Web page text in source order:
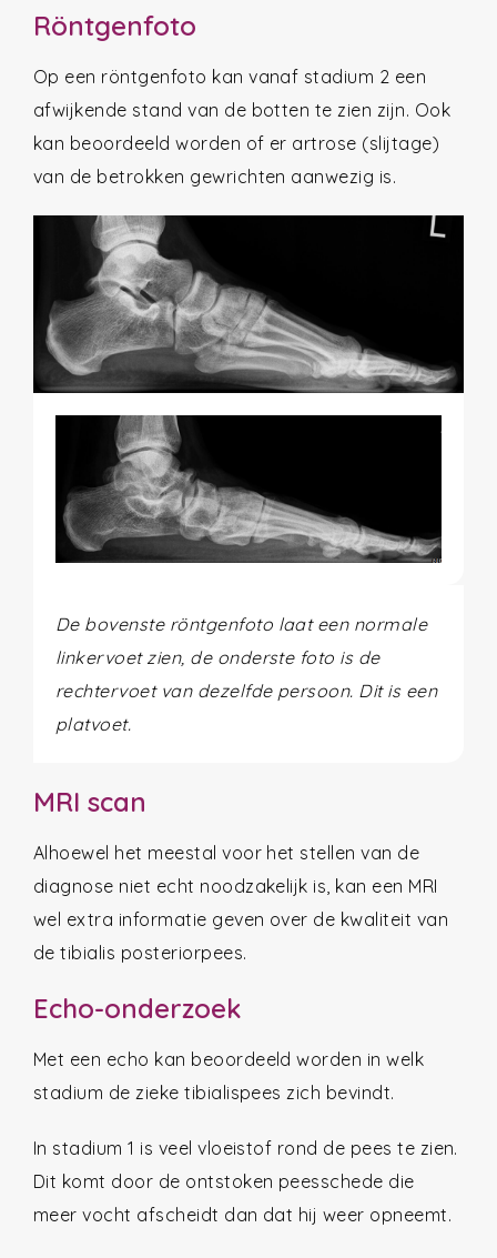
Röntgenfoto
Op een röntgenfoto kan vanaf stadium 2 een
afwijkende stand van de botten te zien zijn. Ook
kan beoordeeld worden of er artrose (slijtage)
van de betrokken gewrichten aanwezig is.
De bovenste röntgenfoto laat een normale
linkervoet zien, de onderste foto is de
rechtervoet van dezelfde persoon. Dit is een
platvoet.
MRI scan
Alhoewel het meestal voor het stellen van de
diagnose niet echt noodzakelijk is, kan een MRI
wel extra informatie geven over de kwaliteit van
de tibialis posteriorpees.
Echo-onderzoek
Met een echo kan beoordeeld worden in welk
stadium de zieke tibialispees zich bevindt.
In stadium 1 is veel vloeistof rond de pees te zien.
Dit komt door de ontstoken peesschede die
meer vocht afscheidt dan dat hij weer opneemt.